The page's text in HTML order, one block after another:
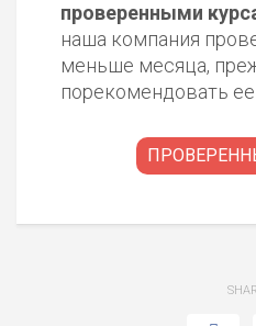
проверенными
наша компания
меньше месяца,
порекомендовать ее